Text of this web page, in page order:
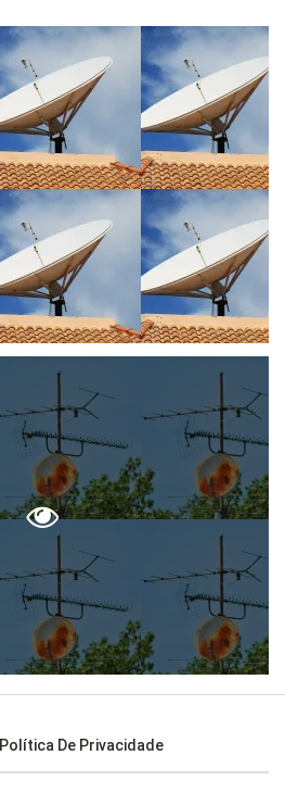
Política De Privacidade